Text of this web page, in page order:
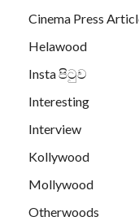
Cinema Press
Helawood
Insta පිටුව
Interesting
Interview
Kollywood
Mollywood
Otherwoods